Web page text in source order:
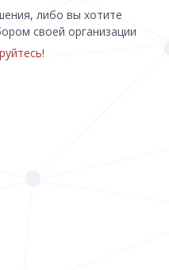
либо вы хотите
своей организации